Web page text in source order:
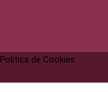
Politica de Cookies